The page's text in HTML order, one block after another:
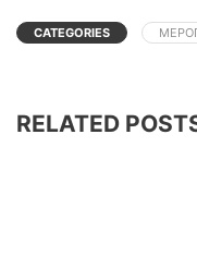
CATEGORIES
RELATED